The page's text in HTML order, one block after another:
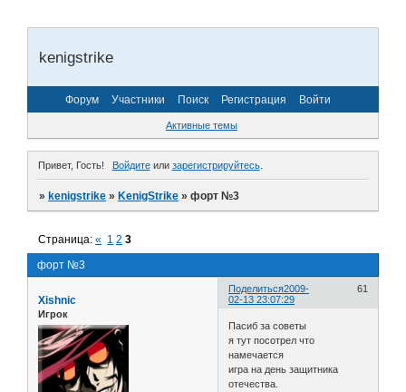
kenigstrike
Форум Участники Поиск Регистрация Войти
Активные темы
Привет, Гость! Войдитеили зарегистрируйтесь.
»kenigstrike »KenigStrike »форт №3
форт №3
Страница:« 1 2 3
Поделиться 61
2009-
02-13 23:07:29
Xishnic
Игрок
Пасиб за советы
я тут посотрел что
намечается
игра на день защитника
отечества.